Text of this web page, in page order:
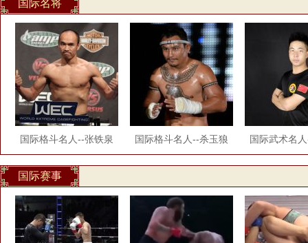
国际名将
国际格斗名人--张铁泉 国际格斗名人--杀玉狼 国际武术名
国际赛事